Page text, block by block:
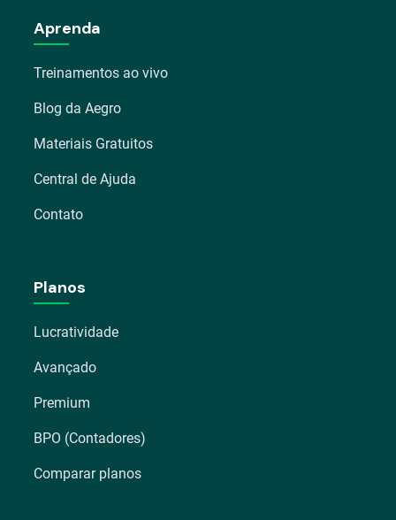
Aprenda
Treinamentos ao vivo
Blog da Aegro
Materiais Gratuitos
Central de Ajuda
Contato
Planos
Lucratividade
Avançado
Premium
BPO (Contadores)
Comparar planos